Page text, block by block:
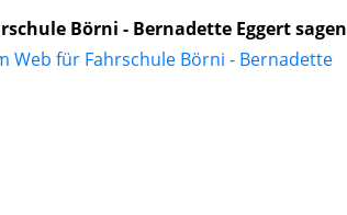
Börni - Bernadette Eggert sagen
Web für Fahrschule Börni - Bernadette